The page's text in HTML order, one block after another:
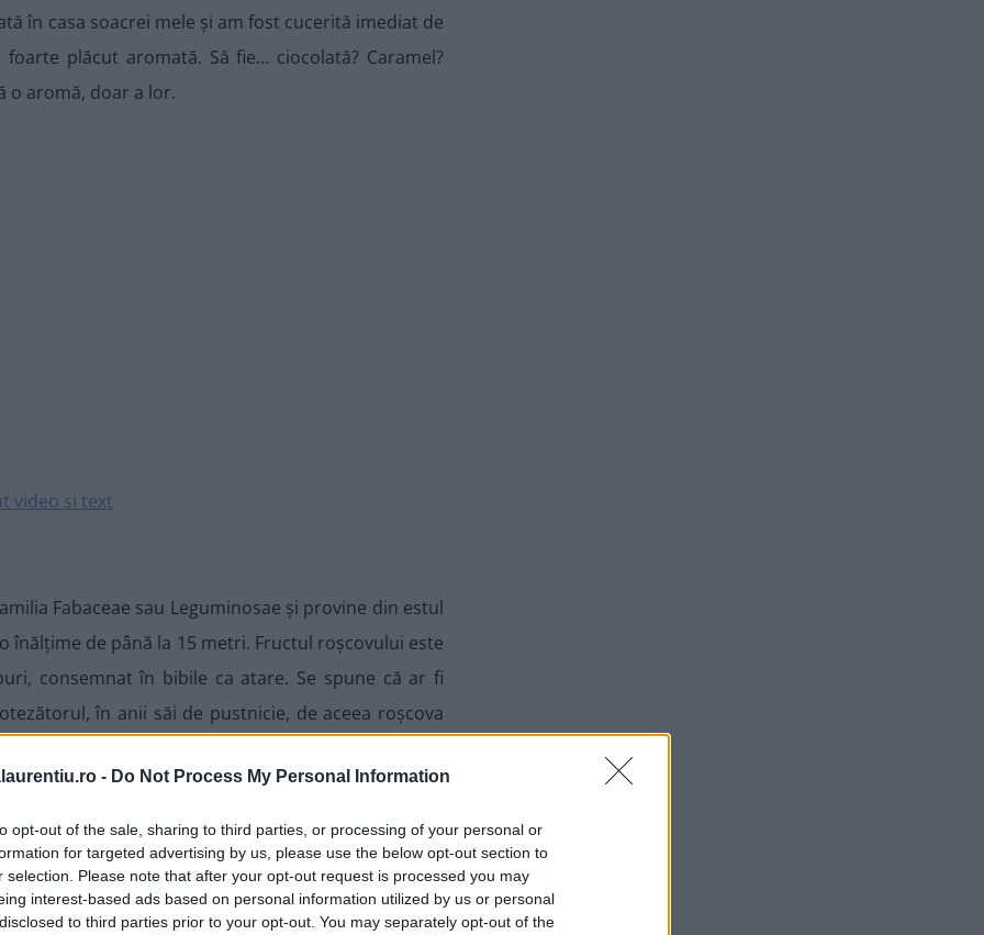
- Do Not Process My Personal Information
opt-out of the sale, sharing to third parties, or processing of your personal or
for targeted advertising by us, please use the below opt-out section to
selection. Please note that after your opt-out request is processed you may
interest-based ads based on personal information utilized by us or personal
to third parties prior to your opt-out. You may separately opt-out of the
în casa soacrei mele și am fost cucerită imediat de
plăcut aromată. Să fie… ciocolată? Caramel?
o aromă, doar a lor.
Fabaceae sau Leguminosae și provine din estul
înălțime de până la 15 metri. Fructul roșcovului este
consemnat în bibile ca atare. Se spune că ar fi
în anii săi de pustnicie, de aceea roșcova
Ioan”. În prezent, roșcovele sunt cel mai frecvent
de pudră de carob) și sirop. Mai multe